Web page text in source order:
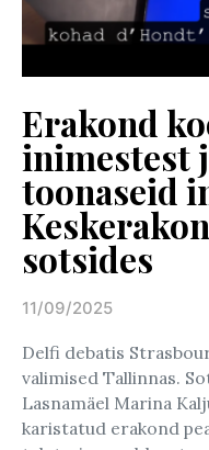
Erakond
inimestest
toonaseid
sotsides
Posted on
11/09/2025
Delfi debatis
valimised Tallinnas.
Lasnamäel Marina
karistatud erakond